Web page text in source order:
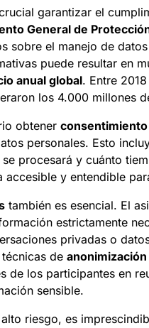
garantizar el
General de
sobre el manejo de
puede resultar en
anual global. Entre
los 4.000 millones
obtener
personales. Esto
procesará y cuánto
y entendible
también es esencial. El
estrictamente
privadas o
de
de los participantes en
sensible.
riesgo, es